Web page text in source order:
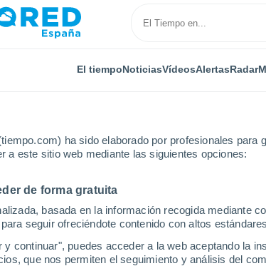
ha sido elaborado por profesionales para
a este sitio web mediante las siguientes opciones:
de forma gratuita
basada en la información recogida mediante
seguir ofreciéndote contenido con altos
y continuar", puedes acceder a la web aceptando la
que nos permiten el seguimiento y análisis del
El tiempoNoticiasVídeosAlertasRadar
en Sri Lanka.